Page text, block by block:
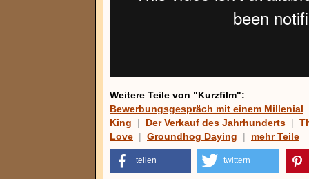
Weitere Teile von "Kurzfilm":
Bewerbungsgespräch mit einem Millenial
King
| Der Verkauf des Jahrhunderts |
Love | Groundhog Daying | mehr Teile
teilen twittern